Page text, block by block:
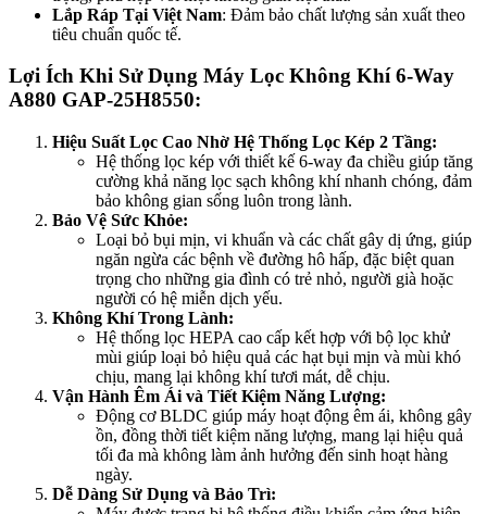
Lắp Ráp Tại Việt Nam: Đảm bảo chất lượng sản xuất theo
tiêu chuẩn quốc tế.
Lợi Ích Khi Sử Dụng Máy Lọc Không Khí 6-Way
A880 GAP-25H8550:
Hiệu Suất Lọc Cao Nhờ Hệ Thống Lọc Kép 2 Tầng:
Hệ thống lọc kép với thiết kế 6-way đa chiều giúp tăng
cường khả năng lọc sạch không khí nhanh chóng, đảm
bảo không gian sống luôn trong lành.
Bảo Vệ Sức Khỏe:
Loại bỏ bụi mịn, vi khuẩn và các chất gây dị ứng, giúp
ngăn ngừa các bệnh về đường hô hấp, đặc biệt quan
trọng cho những gia đình có trẻ nhỏ, người già hoặc
người có hệ miễn dịch yếu.
Không Khí Trong Lành:
Hệ thống lọc HEPA cao cấp kết hợp với bộ lọc khử
mùi giúp loại bỏ hiệu quả các hạt bụi mịn và mùi khó
chịu, mang lại không khí tươi mát, dễ chịu.
Vận Hành Êm Ái và Tiết Kiệm Năng Lượng:
Động cơ BLDC giúp máy hoạt động êm ái, không gây
ồn, đồng thời tiết kiệm năng lượng, mang lại hiệu quả
tối đa mà không làm ảnh hưởng đến sinh hoạt hàng
ngày.
Dễ Dàng Sử Dụng và Bảo Trì: